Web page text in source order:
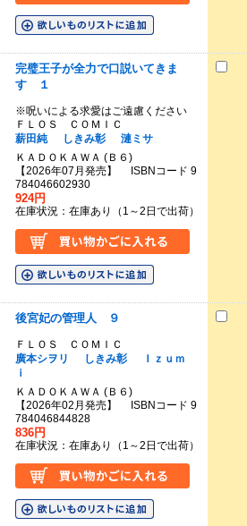
完璧王子が全力で口説いてきま
す １
※呪いによる求愛はご遠慮ください
ＦＬＯＳ ＣＯＭＩＣ
薪田純
しきみ彰
漣ミサ
ＫＡＤＯＫＡＷＡ (Ｂ６)
【2026年07月発売】 ISBNコード 9
784046602930
924円
在庫状況：在庫あり（1～2日で出荷）
後宮妃の管理人 ９
ＦＬＯＳ ＣＯＭＩＣ
廣本シヲリ
しきみ彰
Ｉｚｕｍ
ｉ
ＫＡＤＯＫＡＷＡ (Ｂ６)
【2026年02月発売】 ISBNコード 9
784046844828
836円
在庫状況：在庫あり（1～2日で出荷）